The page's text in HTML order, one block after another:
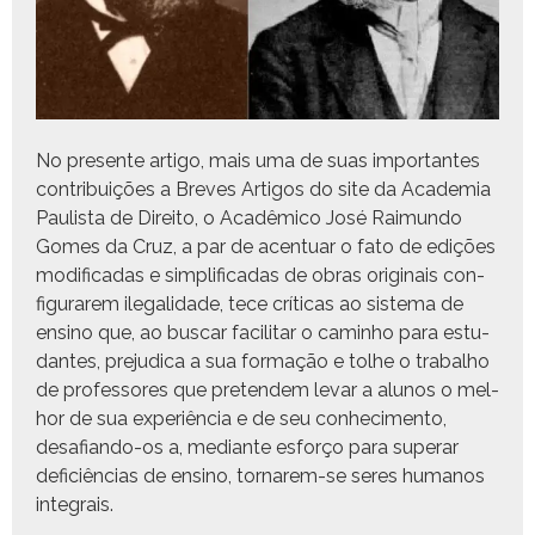
No pre­sente arti­go, mais uma de suas impor­tantes
con­tribuições a Breves Arti­gos do site da Acad­e­mia
Paulista de Dire­ito, o Acadêmi­co José Raimun­do
Gomes da Cruz, a par de acen­tu­ar o fato de edições
mod­i­fi­cadas e sim­pli­fi­cadas de obras orig­i­nais con­
fig­u­rarem ile­gal­i­dade, tece críti­cas ao sis­tema de
ensi­no que, ao bus­car facil­i­tar o cam­in­ho para estu­
dantes, prej­u­di­ca a sua for­mação e tol­he o tra­bal­ho
de pro­fes­sores que pre­ten­dem levar a alunos o mel­
hor de sua exper­iên­cia e de seu con­hec­i­men­to,
desafian­do-os a, medi­ante esforço para super­ar
defi­ciên­cias de ensi­no, tornarem-se seres humanos
integrais.